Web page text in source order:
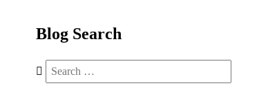
Blog Search